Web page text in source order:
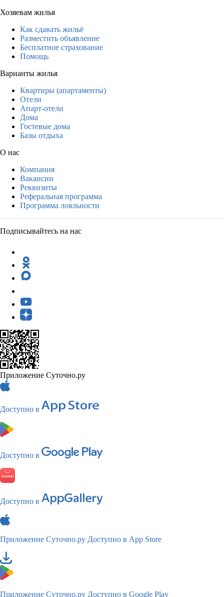
Хозяевам жилья
Как сдавать жильё
Разместить объявление
Бесплатное страхование
Помощь
Варианты жилья
Квартиры (апартаменты)
Отели
Апарт-отели
Дома
Гостевые дома
Базы отдыха
О нас
Компания
Вакансии
Реквизиты
Реферальная программа
Программа лояльности
Подписывайтесь на нас
Приложение Суточно.ру
Доступно в
Доступно в
Доступно в
Приложение Суточно.ру Доступно в App Store
Приложение Суточно.ру Доступно в Google Play